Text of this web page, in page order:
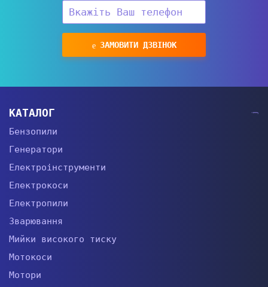
ЗАМОВИТИ ДЗВІНОК
КАТАЛОГ
Бензопили
Генератори
Електроінструменти
Електрокоси
Електропили
Зварювання
Мийки високого тиску
Мотокоси
Мотори